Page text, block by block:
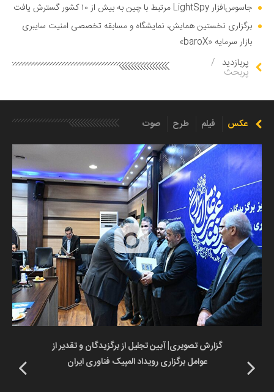
جاسوس‌افزار LightSpy مرتبط با چین به بیش از ۱۰ کشور گسترش یافت
برگزاری نخستین همایش، نمایشگاه و مسابقه تخصصی امنیت سایبری
بازار سرمایه «baroX»
پربازدید /
پربحث
عکس فیلم طرح صوت
گزارش تصویری| آیین تجلیل از برگزیدگان و تقدیر از
عوامل برگزاری رویداد المپیک فناوری ایران